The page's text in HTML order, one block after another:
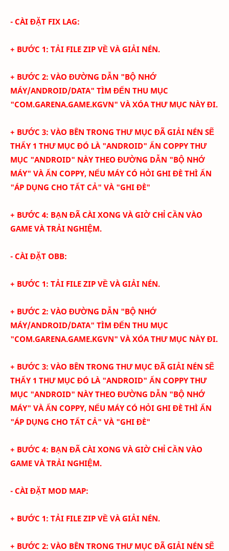
- CÀI ĐẶT FIX LAG:
+ BƯỚC 1: TẢI FILE ZIP VỀ VÀ GIẢI NÉN.
+ BƯỚC 2: VÀO ĐƯỜNG DẪN "BỘ NHỚ
MÁY/ANDROID/DATA" TÌM ĐẾN THU MỤC
"COM.GARENA.GAME.KGVN" VÀ XÓA THƯ MỤC NÀY ĐI.
+ BƯỚC 3: VÀO BÊN TRONG THƯ MỤC ĐÃ GIẢI NÉN SẼ
THẤY 1 THƯ MỤC ĐÓ LÀ "ANDROID" ẤN COPPY THƯ
MỤC "ANDROID" NÀY THEO ĐƯỜNG DẪN "BỘ NHỚ
MÁY" VÀ ẤN COPPY, NẾU MÁY CÓ HỎI GHI ĐÈ THÌ ẤN
"ÁP DỤNG CHO TẤT CẢ" VÀ "GHI ĐÈ"
+ BƯỚC 4: BẠN ĐÃ CÀI XONG VÀ GIỜ CHỈ CẦN VÀO
GAME VÀ TRẢI NGHIỆM.
- CÀI ĐẶT OBB:
+ BƯỚC 1: TẢI FILE ZIP VỀ VÀ GIẢI NÉN.
+ BƯỚC 2: VÀO ĐƯỜNG DẪN "BỘ NHỚ
MÁY/ANDROID/DATA" TÌM ĐẾN THU MỤC
"COM.GARENA.GAME.KGVN" VÀ XÓA THƯ MỤC NÀY ĐI.
+ BƯỚC 3: VÀO BÊN TRONG THƯ MỤC ĐÃ GIẢI NÉN SẼ
THẤY 1 THƯ MỤC ĐÓ LÀ "ANDROID" ẤN COPPY THƯ
MỤC "ANDROID" NÀY THEO ĐƯỜNG DẪN "BỘ NHỚ
MÁY" VÀ ẤN COPPY, NẾU MÁY CÓ HỎI GHI ĐÈ THÌ ẤN
"ÁP DỤNG CHO TẤT CẢ" VÀ "GHI ĐÈ"
+ BƯỚC 4: BẠN ĐÃ CÀI XONG VÀ GIỜ CHỈ CẦN VÀO
GAME VÀ TRẢI NGHIỆM.
- CÀI ĐẶT MOD MAP:
+ BƯỚC 1: TẢI FILE ZIP VỀ VÀ GIẢI NÉN.
+ BƯỚC 2: VÀO BÊN TRONG THƯ MỤC ĐÃ GIẢI NÉN SẼ